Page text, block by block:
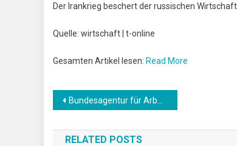
Der Irankrieg beschert der russischen
Quelle: wirtschaft | t-online
Gesamten Artikel lesen: Read More
Beitrags-
Navigation
Bundesagentur für Arbeit steuert auf Milliardendefizit zu
RELATED POSTS